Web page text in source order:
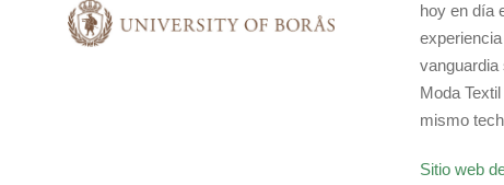
hoy en día
vanguardia
Moda
mismo
Sitio web